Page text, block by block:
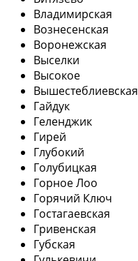
Владимирская
Вознесенская
Воронежская
Выселки
Высокое
Вышестеблиевская
Гайдук
Геленджик
Гирей
Глубокий
Голубицкая
Горное Лоо
Горячий Ключ
Гостагаевская
Гривенская
Губская